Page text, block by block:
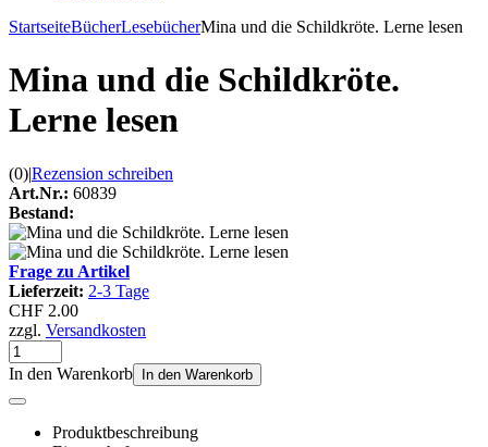
StartseiteBücherLesebücherMina und die Schildkröte. Lerne lesen
Mina und die Schildkröte.
Lerne lesen
(0)|Rezension schreiben
Art.Nr.: 60839
Bestand:
Frage zu Artikel
Lieferzeit: 2-3 Tage
CHF 2.00
zzgl. Versandkosten
In den Warenkorb In den Warenkorb
Produktbeschreibung